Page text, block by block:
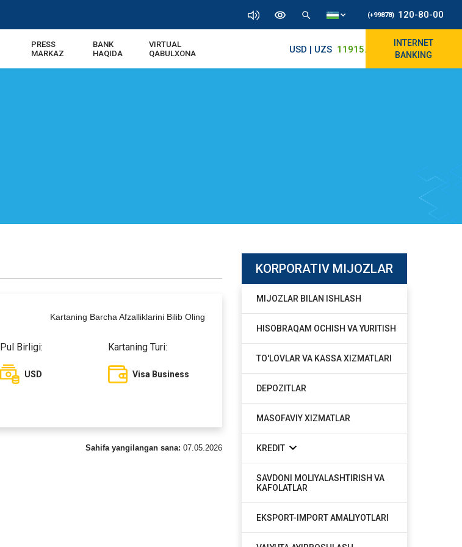
(+99878) 120-80-00
PRESS
MARKAZ
BANK
HAQIDA
VIRTUAL
QABULXONA
USD | UZS 11915.64 11890/12010
INTERNET
BANKING
Kartaning Barcha Afzalliklarini Bilib Oling
Pul Birligi:
USD
Kartaning Turi:
Visa Business
Sahifa yangilangan sana: 07.05.2026
KORPORATIV MIJOZLAR
MIJOZLAR BILAN ISHLASH
HISOBRAQAM OCHISH VA YURITISH
TO'LOVLAR VA KASSA XIZMATLARI
DEPOZITLAR
MASOFAVIY XIZMATLAR
KREDIT
SAVDONI MOLIYALASHTIRISH VA
KAFOLATLAR
EKSPORT-IMPORT AMALIYOTLARI